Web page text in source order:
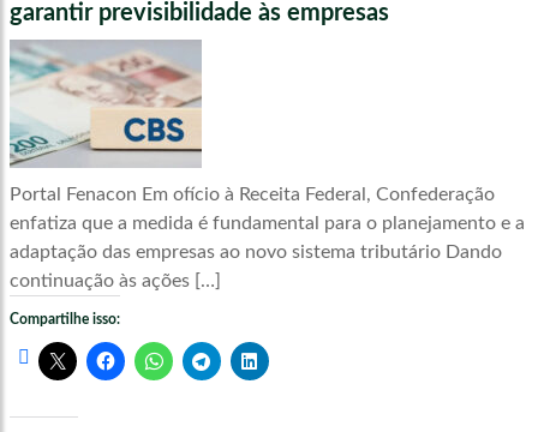
garantir previsibilidade às empresas
Portal Fenacon Em ofício à Receita Federal, Confederação
enfatiza que a medida é fundamental para o planejamento e a
adaptação das empresas ao novo sistema tributário Dando
continuação às ações […]
Compartilhe isso: